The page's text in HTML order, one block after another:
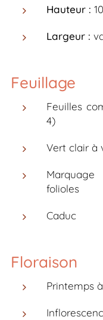
Hauteur :
Largeur :
Feuillage
Feuilles
4)
Vert clair à
folioles
Caduc
Floraison
Printemps